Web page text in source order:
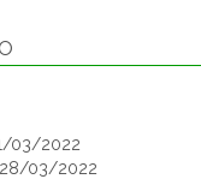
03/2022
28/03/2022